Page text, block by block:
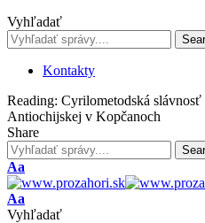
Vyhľadať
Kontakty
Reading: Cyrilometodská
Antiochijskej v Kopčanoch
Share
Font
Resizer
Aa
Font
Resizer
Aa
Vyhľadať